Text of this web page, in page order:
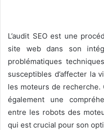
L’audit SEO est une
site web dans son
problématiques
susceptibles d’affecter la
les moteurs de
également une
entre les robots des
qui est crucial pour son